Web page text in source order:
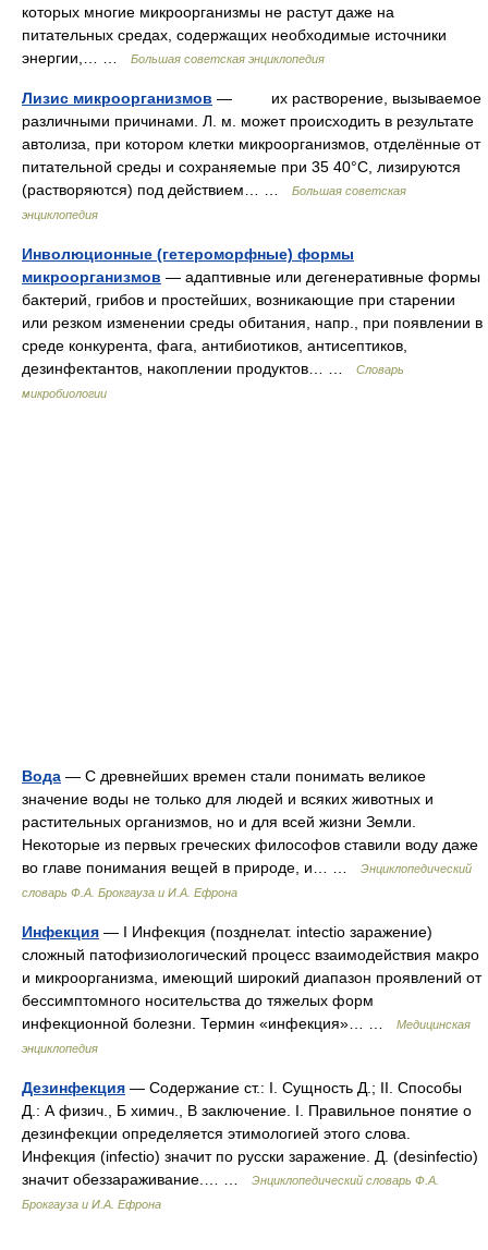
которых многие микроорганизмы не растут даже на
питательных средах, содержащих необходимые источники
энергии,… …
Большая советская энциклопедия
Лизис микроорганизмов — их растворение, вызываемое
различными причинами. Л. м. может происходить в результате
автолиза, при котором клетки микроорганизмов, отделённые от
питательной среды и сохраняемые при 35 40°С, лизируются
(растворяются) под действием… …
Большая советская
энциклопедия
Инволюционные (гетероморфные) формы
микроорганизмов — адаптивные или дегенеративные формы
бактерий, грибов и простейших, возникающие при старении
или резком изменении среды обитания, напр., при появлении в
среде конкурента, фага, антибиотиков, антисептиков,
дезинфектантов, накоплении продуктов… …
Словарь
микробиологии
Вода — С древнейших времен стали понимать великое
значение воды не только для людей и всяких животных и
растительных организмов, но и для всей жизни Земли.
Некоторые из первых греческих философов ставили воду даже
во главе понимания вещей в природе, и… …
Энциклопедический
словарь Ф.А. Брокгауза и И.А. Ефрона
Инфекция — I Инфекция (позднелат. intectio заражение)
сложный патофизиологический процесс взаимодействия макро
и микроорганизма, имеющий широкий диапазон проявлений от
бессимптомного носительства до тяжелых форм
инфекционной болезни. Термин «инфекция»… …
Медицинская
энциклопедия
Дезинфекция — Содержание ст.: I. Сущность Д.; II. Способы
Д.: А физич., Б химич., В заключение. I. Правильное понятие о
дезинфекции определяется этимологией этого слова.
Инфекция (infectio) значит по русски заражение. Д. (desinfectio)
значит обеззараживание.… …
Энциклопедический словарь Ф.А.
Брокгауза и И.А. Ефрона